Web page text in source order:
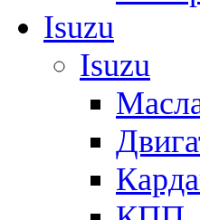
Isuzu
Isuzu